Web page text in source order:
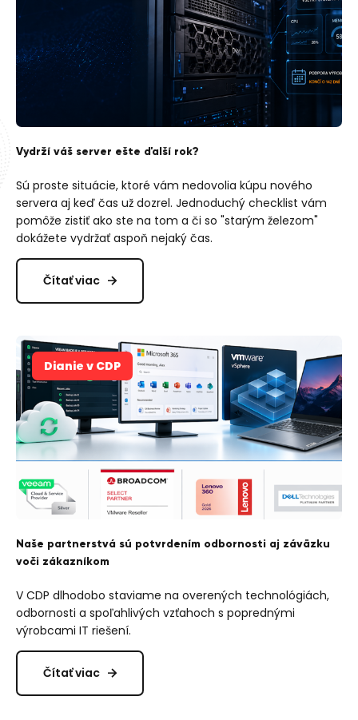
Vydrží váš server ešte ďalší rok?
Sú proste situácie, ktoré vám nedovolia kúpu nového
servera aj keď čas už dozrel. Jednoduchý checklist vám
pomôže zistiť ako ste na tom a či so "starým železom"
dokážete vydržať aspoň nejaký čas.
Čítať viac
Dianie v CDP
Naše partnerstvá sú potvrdením odbornosti aj záväzku
voči zákazníkom
V CDP dlhodobo staviame na overených technológiách,
odbornosti a spoľahlivých vzťahoch s poprednými
výrobcami IT riešení.
Čítať viac